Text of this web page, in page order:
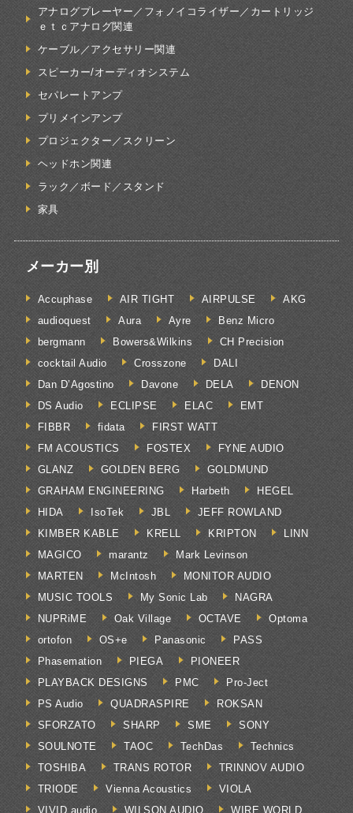
アナログプレーヤー／フォノイコライザー／カートリッジ
ｅｔｃアナログ関連
ケーブル／アクセサリー関連
スピーカー/オーディオシステム
セパレートアンプ
プリメインアンプ
プロジェクター／スクリーン
ヘッドホン関連
ラック／ボード／スタンド
家具
メーカー別
Accuphase AIR TIGHT AIRPULSE
AKG
audioquest
Aura Ayre
Benz Micro
bergmann
Bowers&Wilkins
CH Precision
cocktail Audio
Crosszone
DALI
Dan D’Agostino
Davone DELA
DENON
DS Audio
ECLIPSE ELAC
EMT
FIBBR
fidata
FIRST WATT
FM ACOUSTICS
FOSTEX
FYNE AUDIO
GLANZ
GOLDEN BERG
GOLDMUND
GRAHAM ENGINEERING
Harbeth
HEGEL
HIDA
IsoTek JBL
JEFF ROWLAND
KIMBER KABLE
KRELL KRIPTON
LINN
MAGICO
marantz
Mark Levinson
MARTEN
McIntosh
MONITOR AUDIO
MUSIC TOOLS
My Sonic Lab
NAGRA
NUPRiME
Oak Village OCTAVE
Optoma
ortofon
OS+e Panasonic
PASS
Phasemation
PIEGA
PIONEER
PLAYBACK DESIGNS
PMC
Pro-Ject
PS Audio
QUADRASPIRE
ROKSAN
SFORZATO
SHARP SME
SONY
SOULNOTE
TAOC TechDas
Technics
TOSHIBA
TRANS ROTOR
TRINNOV AUDIO
TRIODE
Vienna Acoustics
VIOLA
VIVID audio
WILSON AUDIO WIRE WORLD